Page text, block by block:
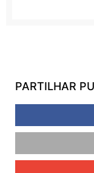
PARTILHAR